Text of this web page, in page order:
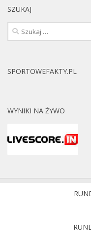
SZUKAJ
Szukaj:
SPORTOWEFAKTY.PL
WYNIKI NA ŻYWO